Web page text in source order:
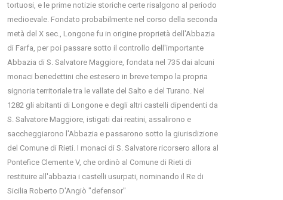
tortuosi, e le prime notizie storiche certe risalgono al periodo
medioevale. Fondato probabilmente nel corso della seconda
metà del X sec., Longone fu in origine proprietà dell'Abbazia
di Farfa, per poi passare sotto il controllo dell'importante
Abbazia di S. Salvatore Maggiore, fondata nel 735 dai alcuni
monaci benedettini che estesero in breve tempo la propria
signoria territoriale tra le vallate del Salto e del Turano. Nel
1282 gli abitanti di Longone e degli altri castelli dipendenti da
S. Salvatore Maggiore, istigati dai reatini, assalirono e
saccheggiarono l'Abbazia e passarono sotto la giurisdizione
del Comune di Rieti. I monaci di S. Salvatore ricorsero allora al
Pontefice Clemente V, che ordinò al Comune di Rieti di
restituire all'abbazia i castelli usurpati, nominando il Re di
Sicilia Roberto D'Angiò "defensor"